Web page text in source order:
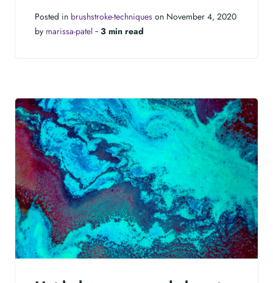
Posted in brushstroke-techniques on November 4, 2020
by marissa-patel ‐ 3 min read